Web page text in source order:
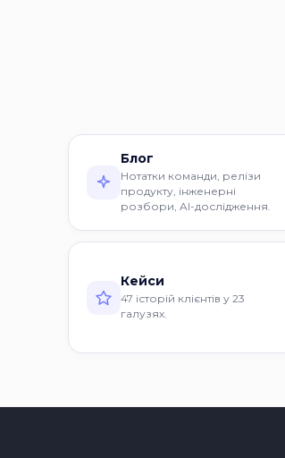
Блог
Нотатки команди, релізи
продукту, інженерні
розбори, AI-дослідження.
Кейси
47 історій клієнтів у 23
галузях.